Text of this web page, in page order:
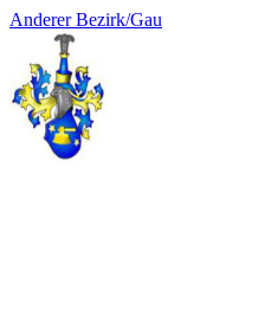
Anderer Bezirk/Gau